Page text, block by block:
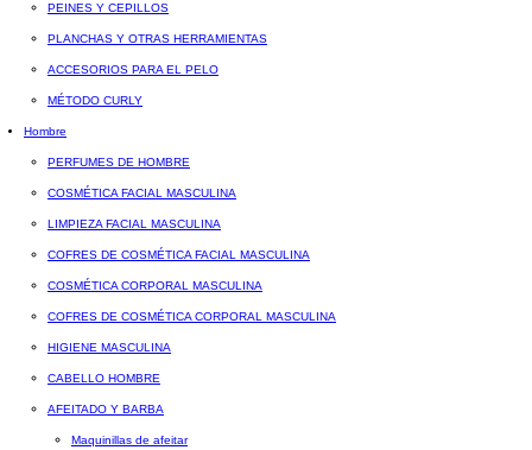
PEINES Y CEPILLOS
PLANCHAS Y OTRAS HERRAMIENTAS
ACCESORIOS PARA EL PELO
MÉTODO CURLY
Hombre
PERFUMES DE HOMBRE
COSMÉTICA FACIAL MASCULINA
LIMPIEZA FACIAL MASCULINA
COFRES DE COSMÉTICA FACIAL MASCULINA
COSMÉTICA CORPORAL MASCULINA
COFRES DE COSMÉTICA CORPORAL MASCULINA
HIGIENE MASCULINA
CABELLO HOMBRE
AFEITADO Y BARBA
Maquinillas de afeitar